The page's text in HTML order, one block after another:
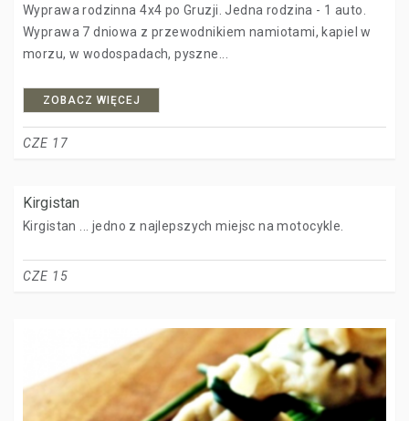
Wyprawa rodzinna 4x4 po Gruzji. Jedna rodzina - 1 auto.
Wyprawa 7 dniowa z przewodnikiem namiotami, kapiel w
morzu, w wodospadach, pyszne...
ZOBACZ WIĘCEJ
CZE 17
Kirgistan
Kirgistan ... jedno z najlepszych miejsc na motocykle.
CZE 15